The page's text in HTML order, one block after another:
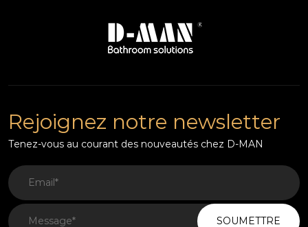
Rejoignez notre newsletter
Tenez-vous au courant des nouveautés chez D-MAN
SOUMETTRE